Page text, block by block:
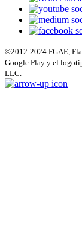
©2012-2024 FGAE,
Google Play y el
LLC.